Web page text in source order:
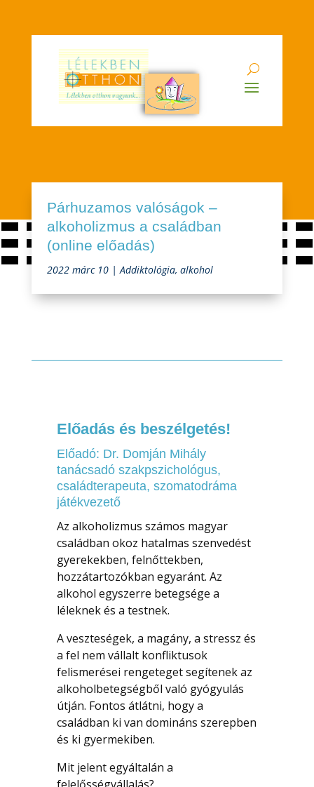
Párhuzamos valóságok –
alkoholizmus a családban
(online előadás)
2022 márc 10 |Addiktológia,alkohol
Előadás és beszélgetés!
Előadó: Dr. Domján Mihály
tanácsadó szakpszichológus,
családterapeuta, szomatodráma
játékvezető
Az alkoholizmus számos magyar
családban okoz hatalmas szenvedést
gyerekekben, felnőttekben,
hozzátartozókban egyaránt. Az
alkohol egyszerre betegsége a
léleknek és a testnek.
A veszteségek, a magány, a stressz és
a fel nem vállalt konfliktusok
felismerései rengeteget segítenek az
alkoholbetegségből való gyógyulás
útján. Fontos átlátni, hogy a
családban ki van domináns szerepben
és ki gyermekiben.
Mit jelent egyáltalán a